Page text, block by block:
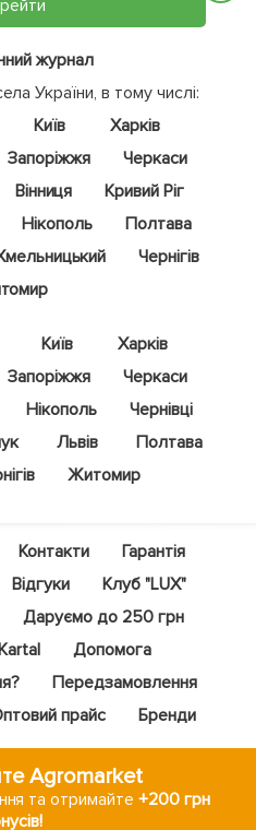
журнал
України, в тому числі:
Київ
Харків
Запоріжжя
Черкаси
Вінниця
Кривий Ріг
Нікополь
Полтава
Чернігів
Київ
Харків
Запоріжжя
Черкаси
Нікополь
Чернівці
Львів
Полтава
Житомир
Контакти
Гарантія
Відгуки
Клуб "LUX"
Даруємо до 250 грн
Допомога
Передзамовлення
прайс Бренди
Agromarket
та отримайте+200 грн